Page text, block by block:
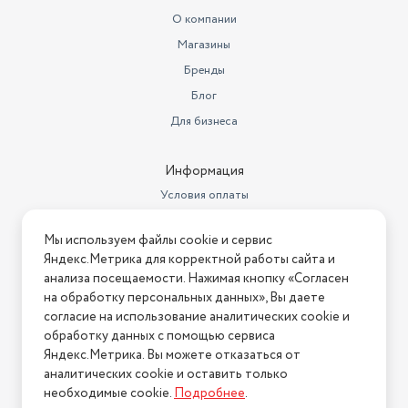
5
40 мин
черный/серый
О компании
Магазины
Бренды
Блог
Для бизнеса
Информация
Условия оплаты
Условия возврата
Нашли ошибку на сайте? Напишите нам
2026 © Интернет-магазин "АстМаркет". У нас есть всё!
Политика конфиденциальности
Мы используем файлы cookie и сервис
Яндекс.Метрика для корректной работы сайта и
анализа посещаемости. Нажимая кнопку «Согласен
на обработку персональных данных», Вы даете
согласие на использование аналитических cookie и
обработку данных с помощью сервиса
Яндекс.Метрика. Вы можете отказаться от
аналитических cookie и оставить только
необходимые cookie.Подробнее.